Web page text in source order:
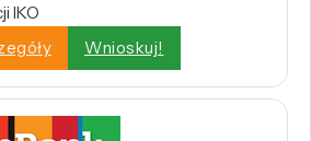
IKO
Wnioskuj!